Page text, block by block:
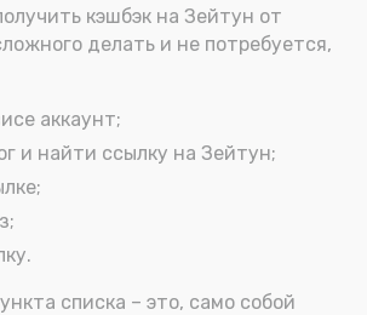
кэшбэк на Зейтун от
делать и не потребуется,
аккаунт;
и найти ссылку на Зейтун;
списка – это, само собой